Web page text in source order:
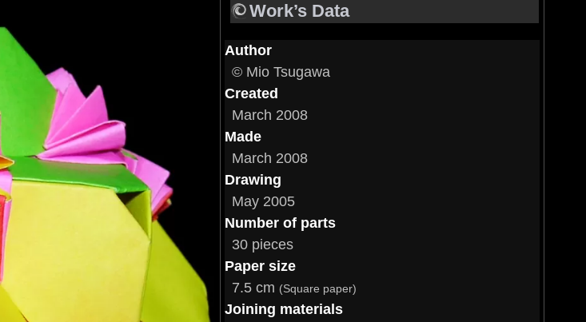
Work’s Data
Author
© Mio Tsugawa
Created
March 2008
Made
March 2008
Drawing
May 2005
Number of parts
30 pieces
Paper size
7.5 cm (Square paper)
Joining materials